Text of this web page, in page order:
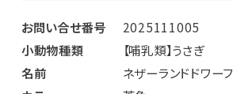
お問い合せ番号
2025111005
小動物種類
【哺乳類】うさぎ
名前
ネザーランドドワーフ